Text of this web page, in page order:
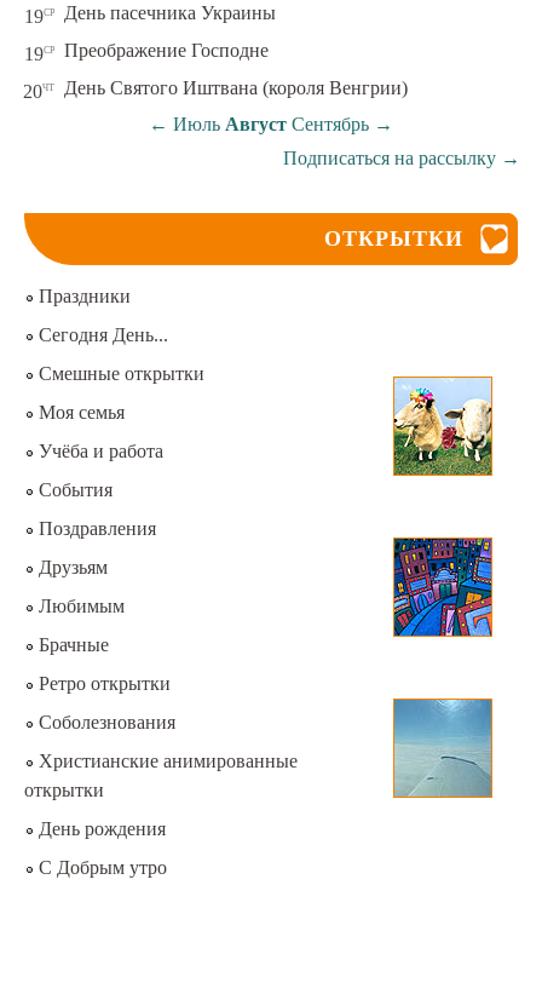
19ср День пасечника Украины
19ср Преображение Господне
20чт
День Святого Иштвана (короля Венгрии)
← Июль Август Сентябрь →
Подписаться на рассылку →
ОТКРЫТКИ
Праздники
Сегодня День...
Смешные открытки
Моя семья
Учёба и работа
События
Поздравления
Друзьям
Любимым
Брачные
Ретро открытки
Соболезнования
Христианские анимированные
открытки
День рождения
С Добрым утро